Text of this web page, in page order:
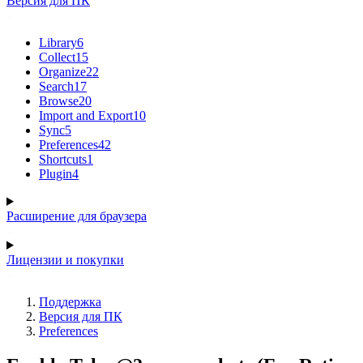
Library6
Collect15
Organize22
Search17
Browse20
Import and Export10
Sync5
Preferences42
Shortcuts1
Plugin4
Расширение для браузера
Лицензии и покупки
Поддержка
Версия для ПК
Preferences